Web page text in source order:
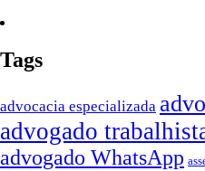
Tags
advocacia especializada
advogado
advogado WhatsApp